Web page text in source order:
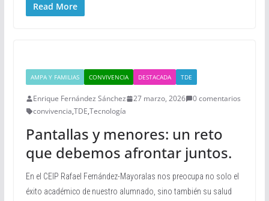
Read More
AMPA Y FAMILIAS CONVIVENCIA DESTACADA TDE
Enrique Fernández Sánchez 27 marzo, 2026
0 comentarios
convivencia,TDE,Tecnología
Pantallas y menores: un reto
que debemos afrontar juntos.
En el CEIP Rafael Fernández-Mayoralas nos preocupa no solo el
éxito académico de nuestro alumnado, sino también su salud